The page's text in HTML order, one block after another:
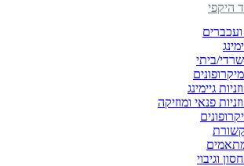
היקפי
ביתי
גיימינג
פנאי ומוזיקה
וגיבוי